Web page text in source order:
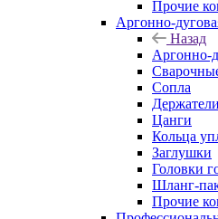
Прочие
Аргонно-
Назад
Аргонно-
Сопла
Цанги
Кольца
Заглушки
Головки
Шланг-
Прочие